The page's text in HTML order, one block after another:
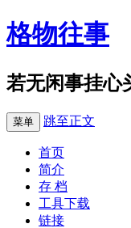
格物往事
若无闲事挂心
菜单 跳至正文
首页
简介
存 档
工具下载
链接